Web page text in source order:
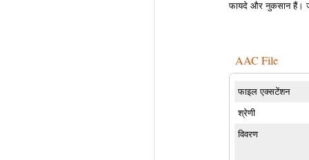
फायदे और नुकसान हैं।
AAC File
फाइल एक्सटेंशन
श्रेणी
विवरण